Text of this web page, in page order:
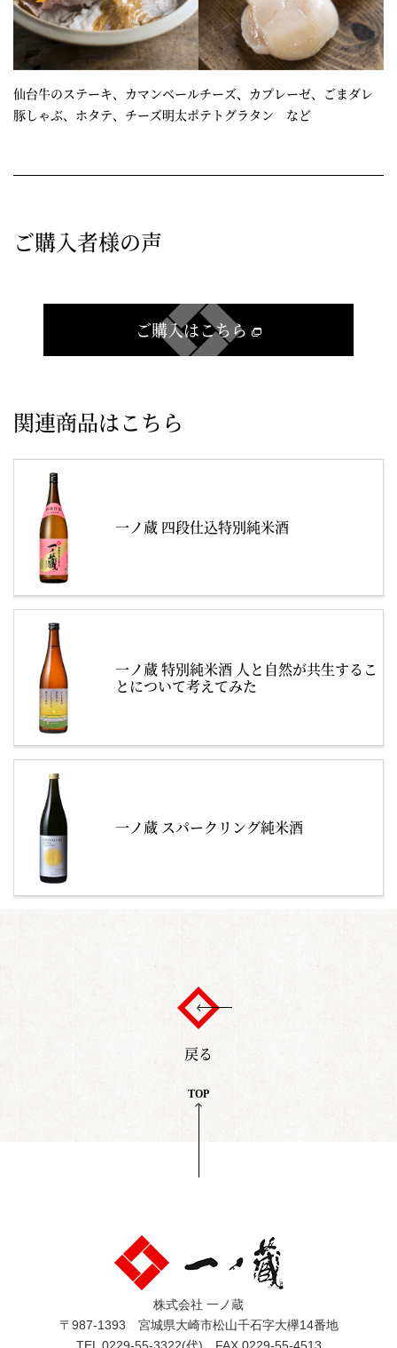
仙台牛のステーキ、カマンベールチーズ、カプレーゼ、ごまダレ
豚しゃぶ、ホタテ、チーズ明太ポテトグラタン など
ご購入者様の声
ご購入はこちら
関連商品はこちら
一ノ蔵 四段仕込特別純米酒
一ノ蔵 特別純米酒 人と自然が共生するこ
とについて考えてみた
一ノ蔵 スパークリング純米酒
戻る
TOP
株式会社 一ノ蔵
〒987-1393 宮城県大崎市松山千石字大欅14番地